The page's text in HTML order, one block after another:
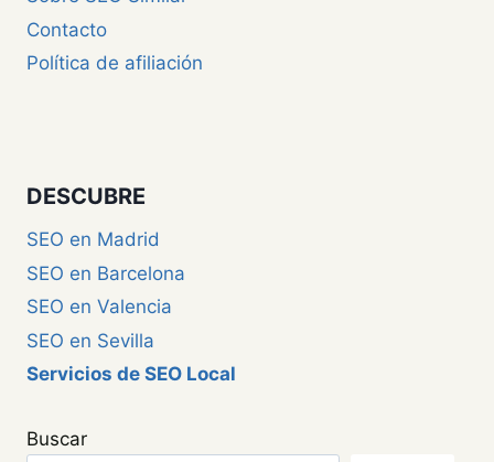
Contacto
Política de afiliación
DESCUBRE
SEO en Madrid
SEO en Barcelona
SEO en Valencia
SEO en Sevilla
Servicios de SEO Local
Buscar